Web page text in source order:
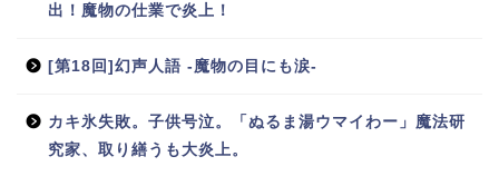
出！魔物の仕業で炎上！
[第18回]幻声人語 -魔物の目にも涙-
カキ氷失敗。子供号泣。「ぬるま湯ウマイわー」魔法研
究家、取り繕うも大炎上。